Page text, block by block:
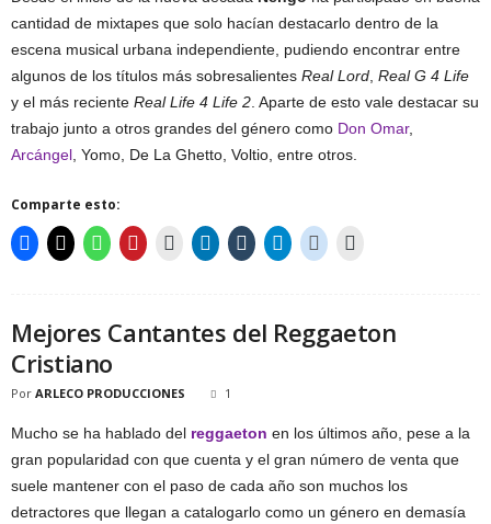
cantidad de mixtapes que solo hacían destacarlo dentro de la
escena musical urbana independiente, pudiendo encontrar entre
algunos de los títulos más sobresalientes Real Lord Real G 4 Life
y el más reciente Real Life 4 Life 2 . Aparte de esto vale destacar su
trabajo junto a otros grandes del género como Don Omar,
Arcángel , Yomo, De La Ghetto, Voltio, entre otros.
Comparte esto:
Mejores Cantantes del Reggaeton
Cristiano
Por ARLECO PRODUCCIONES 1
Mucho se ha hablado del reggaeton en los últimos año, pese a la
gran popularidad con que cuenta y el gran número de venta que
suele mantener con el paso de cada año son muchos los
detractores que llegan a catalogarlo como un género en demasía